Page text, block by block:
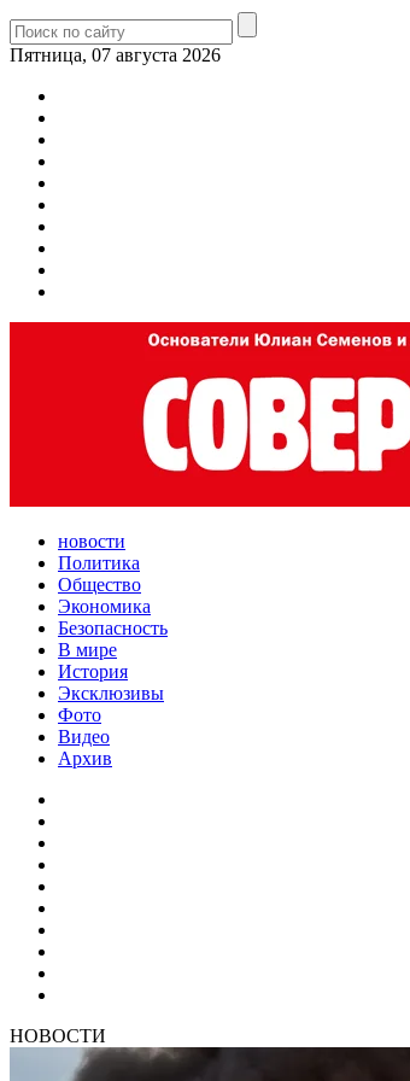
Пятница, 07 августа 2026
новости
Политика
Общество
Экономика
Безопасность
В мире
История
Эксклюзивы
Фото
Видео
Архив
НОВОСТИ